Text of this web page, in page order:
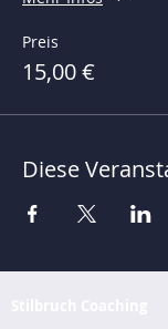
Preis
15,00 €
Diese